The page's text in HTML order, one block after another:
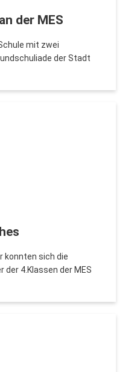
der MES
mit zwei
der Stadt
konnten sich die
der 4.Klassen der MES